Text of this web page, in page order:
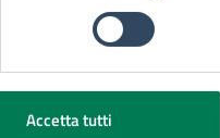
Accetta tutti